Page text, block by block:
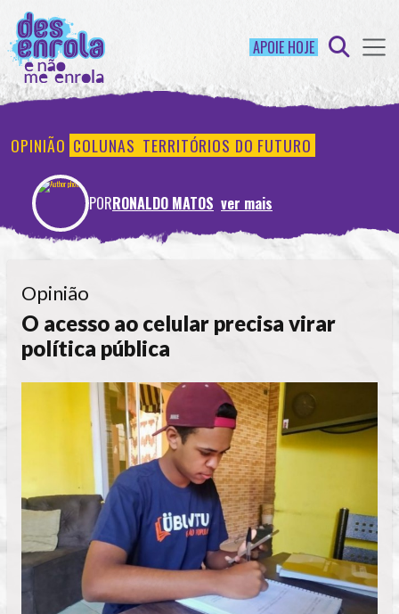
APOIE HOJE
OPINIÃO COLUNAS TERRITÓRIOS DO FUTURO
PORRONALDO MATOS ver mais
Opinião
O acesso ao celular precisa virar
política pública